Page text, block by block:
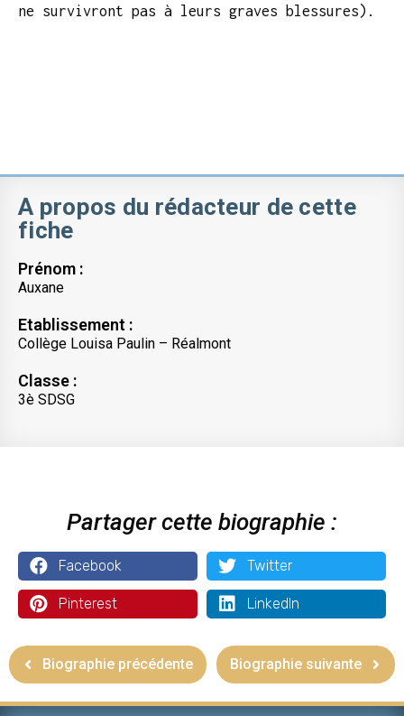
ne survivront pas à leurs graves blessures).
A propos du rédacteur de cette
fiche
Prénom :
Auxane
Etablissement :
Collège Louisa Paulin – Réalmont
Classe :
3è SDSG
Partager cette biographie :
Facebook Twitter
Pinterest LinkedIn
Biographie précédente Biographie suivante